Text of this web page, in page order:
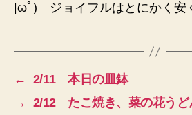
|ωﾟ) ジョイフルはとにかく安
←
2/11 本日の皿鉢
→
2/12 たこ焼き、菜の花う